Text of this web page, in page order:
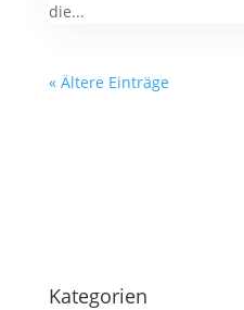
die...
« Ältere Einträge
Kategorien